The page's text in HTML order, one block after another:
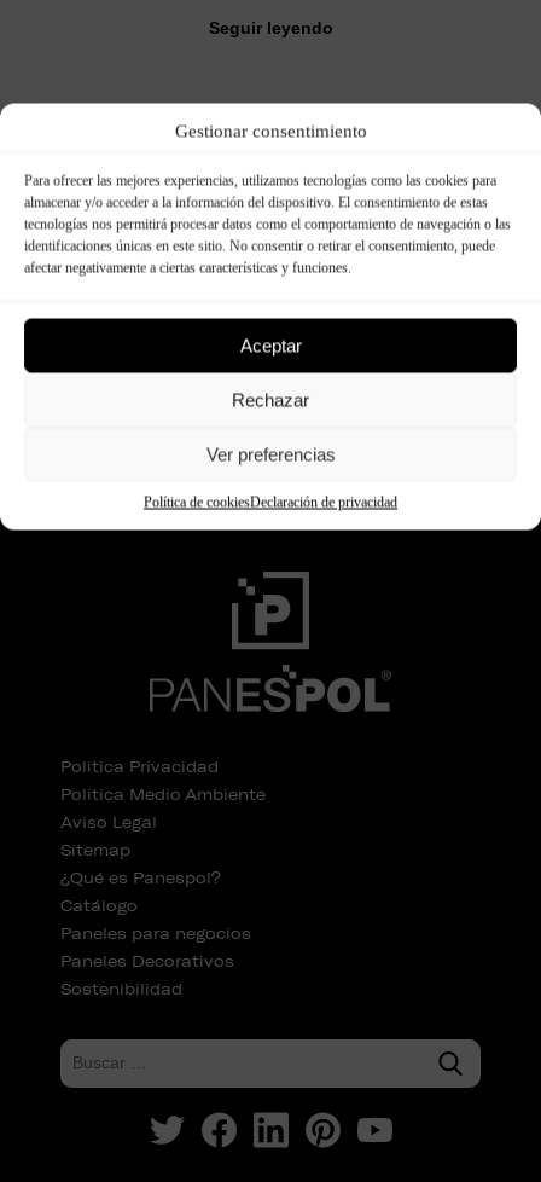
Gestionar consentimiento
Para ofrecer las mejores experiencias, utilizamos tecnologías como las cookies para
almacenar y/o acceder a la información del dispositivo. El consentimiento de estas
tecnologías nos permitirá procesar datos como el comportamiento de navegación o las
identificaciones únicas en este sitio. No consentir o retirar el consentimiento, puede
afectar negativamente a ciertas características y funciones.
Aceptar
Rechazar
Ver preferencias
Política de cookiesDeclaración de privacidad
Seguir leyendo
Todo lo que necesitas saber sobre el
revestimiento de pared exterior de PVC
Los paneles decorativos son una excelente manera
de agregar un toque único y elegante a tus espacios.
Ya sea que estés buscando darle vida a una pared
aburrida o simplemente quieres agregar un elemento
opciones para todos los gustos …
Política Privacidad
Política Medio Ambiente
Aviso Legal
Sitemap
¿Qué es Panespol?
Catálogo
Paneles para negocios
Paneles Decorativos
Sostenibilidad